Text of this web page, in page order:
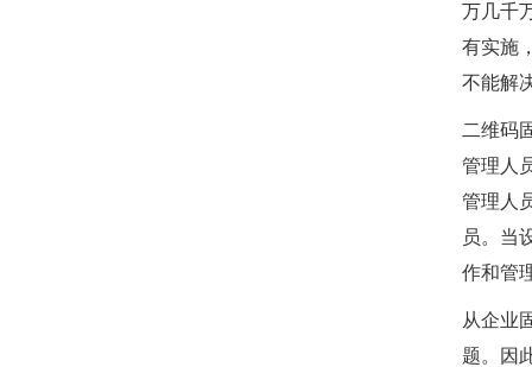
万几千
有实施
不能解
二维码
管理人
管理人
员。当
作和管
从企业
题。因